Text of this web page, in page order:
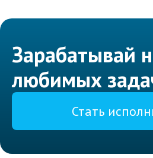
Зарабатывай
любимых
Стать